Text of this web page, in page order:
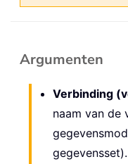
Argumenten
Verbinding
naam van de
gegevensset).